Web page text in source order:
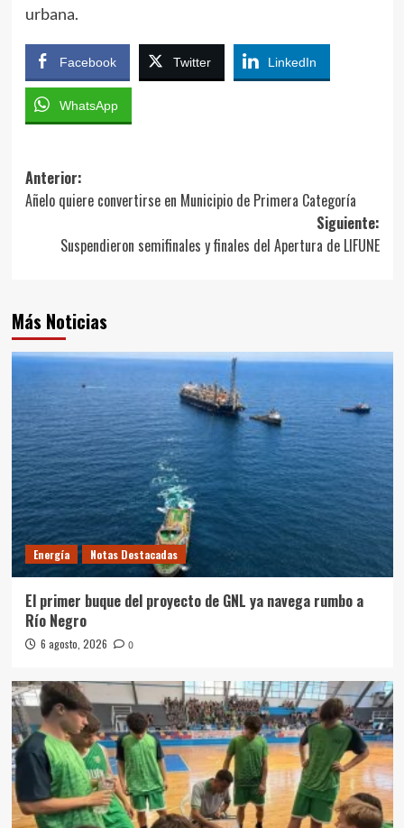
urbana.
Facebook Twitter LinkedIn
WhatsApp
Navegación
de
entradas
Anterior:
Añelo quiere convertirse en Municipio de Primera Categoría
Siguiente:
Suspendieron semifinales y finales del Apertura de LIFUNE
Más Noticias
Energía Notas Destacadas
El primer buque del proyecto de GNL ya navega rumbo a
Río Negro
6 agosto, 2026 0